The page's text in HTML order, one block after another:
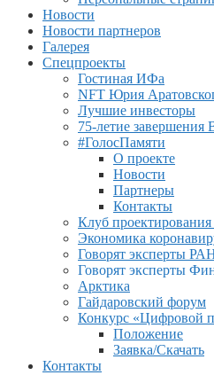
Новости
Новости партнеров
Галерея
Спецпроекты
Гостиная ИФа
NFT Юрия
Лучшие инвесторы
75-летие
#ГолосПамяти
О проекте
Новости
Партнеры
Контакты
Клуб
Экономика
Говорят эксперты
Говорят эксперты
Арктика
Гайдаровский форум
Конкурс «Цифровой
Положение
Заявка/Скачать
Контакты